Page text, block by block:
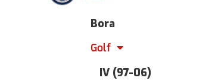
Bora
Golf
IV (97-06)